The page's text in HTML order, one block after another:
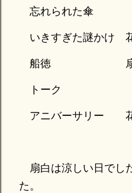
忘れられた傘
いきすぎた謎かけ
船徳 扇
トーク
アニバーサリー
扇白は涼しい日でし
た。